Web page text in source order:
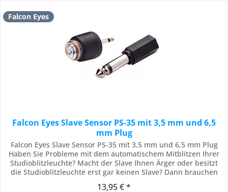
Falcon Eyes
Falcon Eyes Slave Sensor PS-35 mit 3,5 mm und 6,5
mm Plug
Falcon Eyes Slave Sensor PS-35 mit 3,5 mm und 6,5 mm Plug
Haben Sie Probleme mit dem automatischem Mitblitzen Ihrer
Studioblitzleuchte? Macht der Slave Ihnen Ärger oder besitzt
die Studioblitzleuchte erst gar keinen Slave? Dann brauchen
13,95 € *